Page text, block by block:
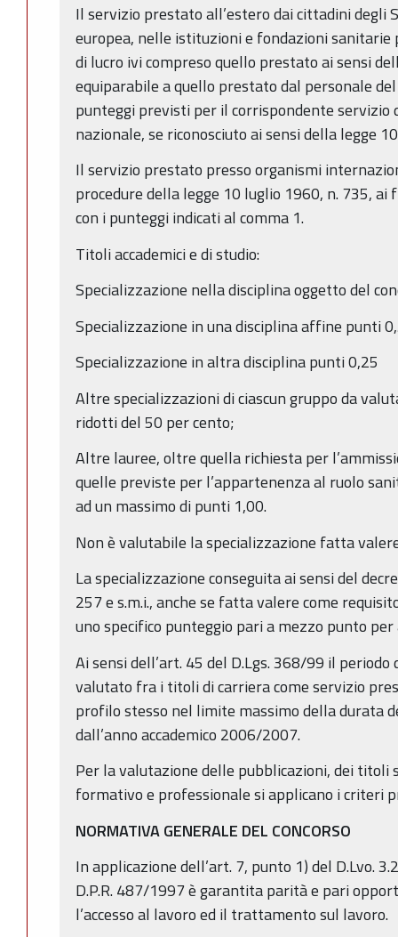
Il servizio prestato all’estero dai cittadini degli
europea, nelle istituzioni e fondazioni sanitarie
di lucro ivi compreso quello prestato ai sensi
equiparabile a quello prestato dal personale
punteggi previsti per il corrispondente
nazionale, se riconosciuto ai sensi della legge
Il servizio prestato presso organismi
procedure della legge 10 luglio 1960, n. 735,
con i punteggi indicati al comma 1.
Titoli accademici e di studio:
Specializzazione nella disciplina oggetto del
Specializzazione in una disciplina affine punti
Specializzazione in altra disciplina punti 0,25
Altre specializzazioni di ciascun gruppo da
ridotti del 50 per cento;
Altre lauree, oltre quella richiesta per
quelle previste per l’appartenenza al ruolo
ad un massimo di punti 1,00.
Non è valutabile la specializzazione fatta
La specializzazione conseguita ai sensi del
257 e s.m.i., anche se fatta valere come
uno specifico punteggio pari a mezzo punto
Ai sensi dell’art. 45 del D.Lgs. 368/99 il
valutato fra i titoli di carriera come servizio
profilo stesso nel limite massimo della durata
dall’anno accademico 2006/2007.
Per la valutazione delle pubblicazioni, dei titoli
formativo e professionale si applicano i criteri
NORMATIVA GENERALE DEL CONCORSO
In applicazione dell’art. 7, punto 1) del D.Lvo.
D.P.R. 487/1997 è garantita parità e pari
l’accesso al lavoro ed il trattamento sul lavoro.